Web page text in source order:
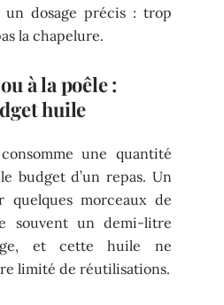
un dosage précis : trop
la chapelure.
à la poêle :
huile
une quantité
budget d’un repas. Un
morceaux de
souvent un demi-litre
et cette huile ne
limité de réutilisations.